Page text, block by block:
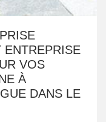
ENTREPRISE
VOS
À
DANS LE